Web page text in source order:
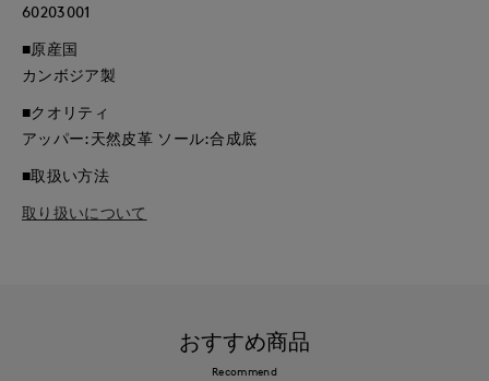
60203001
■原産国
カンボジア製
■クオリティ
アッパー:天然皮革 ソール:合成底
■取扱い方法
取り扱いについて
おすすめ商品
Recommend